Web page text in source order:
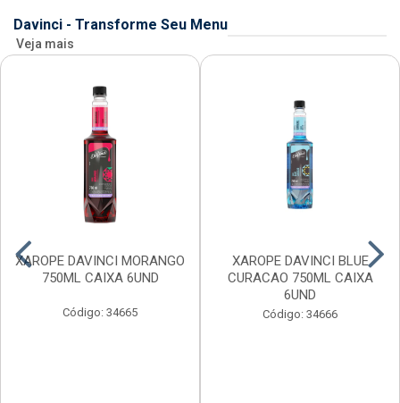
Davinci - Transforme Seu Menu
Veja mais
XAROPE DAVINCI MORANGO
750ML CAIXA 6UND
Código: 34665
XAROPE DAVINCI BLUE
CURACAO 750ML CAIXA
6UND
Código: 34666